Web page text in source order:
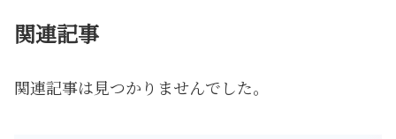
関連記事
関連記事は見つかりませんでした。